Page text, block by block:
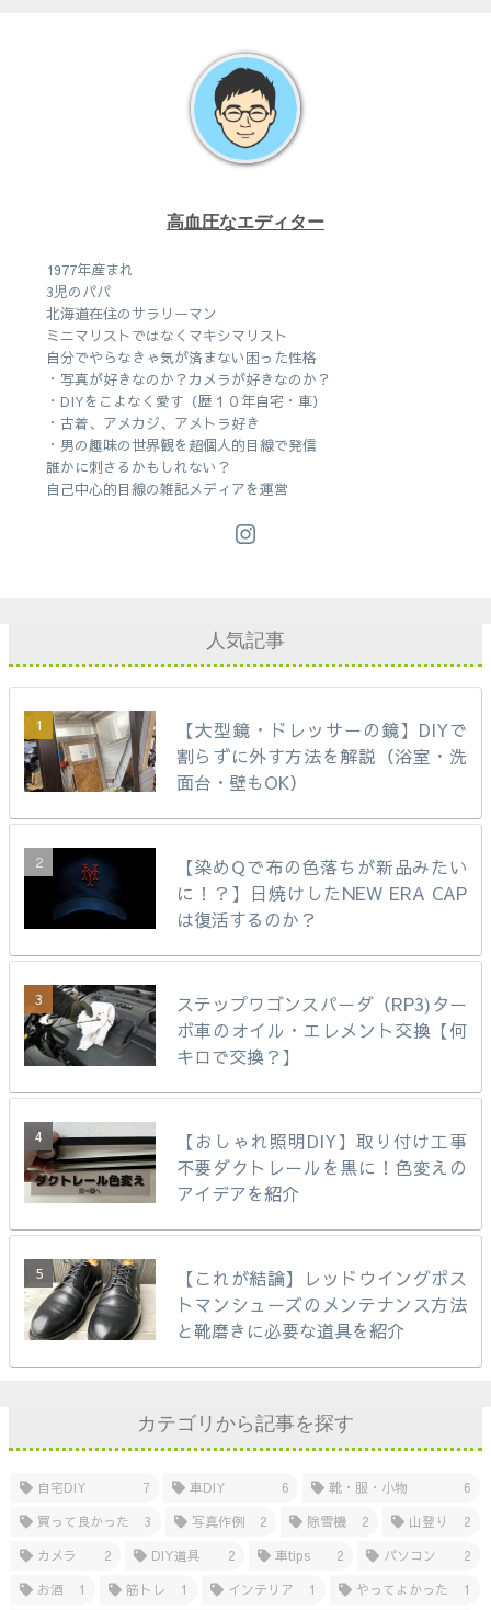
高血圧なエディター
1977年産まれ
3児のパパ
北海道在住のサラリーマン
ミニマリストではなくマキシマリスト
自分でやらなきゃ気が済まない困った性格
・写真が好きなのか？カメラが好きなのか？
・DIYをこよなく愛す（歴１０年自宅・車）
・古着、アメカジ、アメトラ好き
・男の趣味の世界観を超個人的目線で発信
誰かに刺さるかもしれない？
自己中心的目線の雑記メディアを運営
人気記事
【大型鏡・ドレッサーの鏡】DIYで
割らずに外す方法を解説（浴室・洗
面台・壁もOK）
【染めQで布の色落ちが新品みたい
に！？】日焼けしたNEW ERA CAP
は復活するのか？
ステップワゴンスパーダ（RP3)ター
ボ車のオイル・エレメント交換【何
キロで交換？】
【おしゃれ照明DIY】取り付け工事
不要ダクトレールを黒に！色変えの
アイデアを紹介
【これが結論】レッドウイングポス
トマンシューズのメンテナンス方法
と靴磨きに必要な道具を紹介
カテゴリから記事を探す
自宅DIY 7 車DIY 6 靴・服・小物
6
買って良かった
3 写真作例 2 除雪機 2 山登り
2
カメラ
2 DIY道具 2 車tips 2 パソコン
2
お酒
1 筋トレ 1 インテリア 1 やってよかった 1